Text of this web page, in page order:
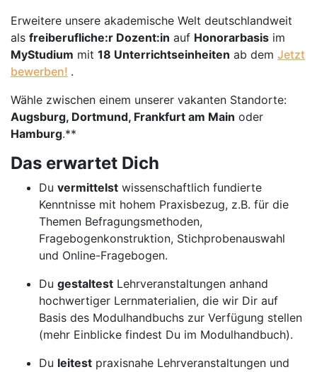
Erweitere unsere akademische Welt deutschlandweit
als freiberufliche:r Dozent:in auf Honorarbasis im
MyStudium mit 18 Unterrichtseinheiten ab dem Jetzt
bewerben! .
Wähle zwischen einem unserer vakanten Standorte:
Augsburg, Dortmund, Frankfurt am Main oder
Hamburg.**
Das erwartet Dich
Du vermittelst wissenschaftlich fundierte
Kenntnisse mit hohem Praxisbezug, z.B. für die
Themen Befragungsmethoden,
Fragebogenkonstruktion, Stichprobenauswahl
und Online-Fragebogen.
Du gestaltest Lehrveranstaltungen anhand
hochwertiger Lernmaterialien, die wir Dir auf
Basis des Modulhandbuchs zur Verfügung stellen
(mehr Einblicke findest Du im Modulhandbuch).
Du leitest praxisnahe Lehrveranstaltungen und